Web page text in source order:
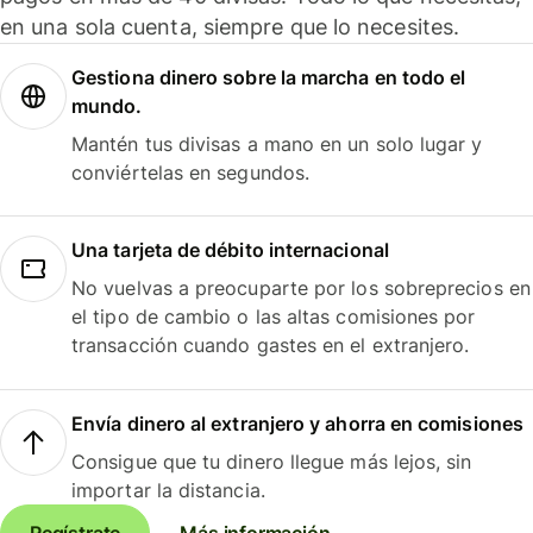
en una sola cuenta, siempre que lo necesites.
Gestiona dinero sobre la marcha en todo el
mundo.
Mantén tus divisas a mano en un solo lugar y
conviértelas en segundos.
Una tarjeta de débito internacional
No vuelvas a preocuparte por los sobreprecios en
el tipo de cambio o las altas comisiones por
transacción cuando gastes en el extranjero.
Envía dinero al extranjero y ahorra en comisiones
Consigue que tu dinero llegue más lejos, sin
importar la distancia.